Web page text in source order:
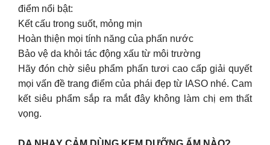
điểm nổi bật:
Kết cấu trong suốt, mỏng mịn
Hoàn thiện mọi tính năng của phấn nước
Bảo vệ da khỏi tác động xấu từ môi trường
Hãy đón chờ siêu phẩm phấn tươi cao cấp giải quyết
mọi vấn đề trang điểm của phái đẹp từ IASO nhé. Cam
kết siêu phẩm sắp ra mắt đây không làm chị em thất
vọng.